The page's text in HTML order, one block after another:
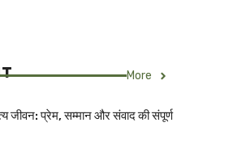
More
जीवन: प्रेम, सम्मान और संवाद की संपूर्ण